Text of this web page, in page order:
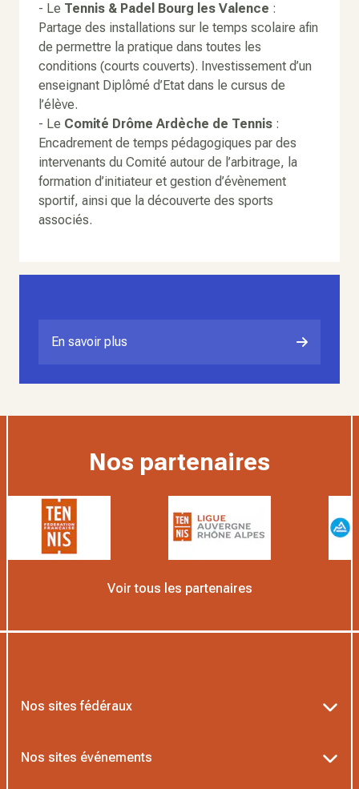
- Le Tennis & Padel Bourg les Valence :
Partage des installations sur le temps scolaire afin
de permettre la pratique dans toutes les
conditions (courts couverts). Investissement d’un
enseignant Diplômé d’Etat dans le cursus de
l’élève.
- Le Comité Drôme Ardèche de Tennis :
Encadrement de temps pédagogiques par des
intervenants du Comité autour de l’arbitrage, la
formation d’initiateur et gestion d’évènement
sportif, ainsi que la découverte des sports
associés.
En savoir plus
Nos partenaires
Voir tous les partenaires
Nos sites fédéraux
Nos sites événements